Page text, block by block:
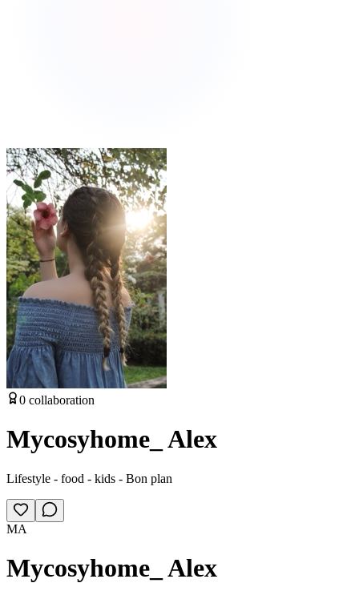
0 collaboration
Mycosyhome_ Alex
Lifestyle - food - kids - Bon plan
MA
Mycosyhome_ Alex